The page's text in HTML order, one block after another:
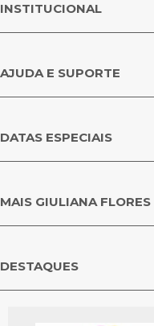
INSTITUCIONAL
AJUDA E SUPORTE
DATAS ESPECIAIS
MAIS GIULIANA FLORES
DESTAQUES